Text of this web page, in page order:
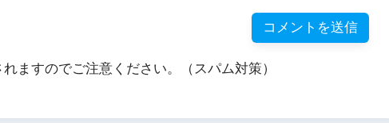
ますのでご注意ください。（スパム対策）